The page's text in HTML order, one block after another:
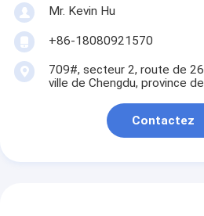
Mr. Kevin Hu
+86-18080921570
709#, secteur 2, route de
ville de Chengdu, province de
Contactez